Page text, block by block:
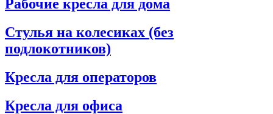
Рабочие кресла для дома
Стулья на колесиках (без
подлокотников)
Кресла для операторов
Кресла для офиса